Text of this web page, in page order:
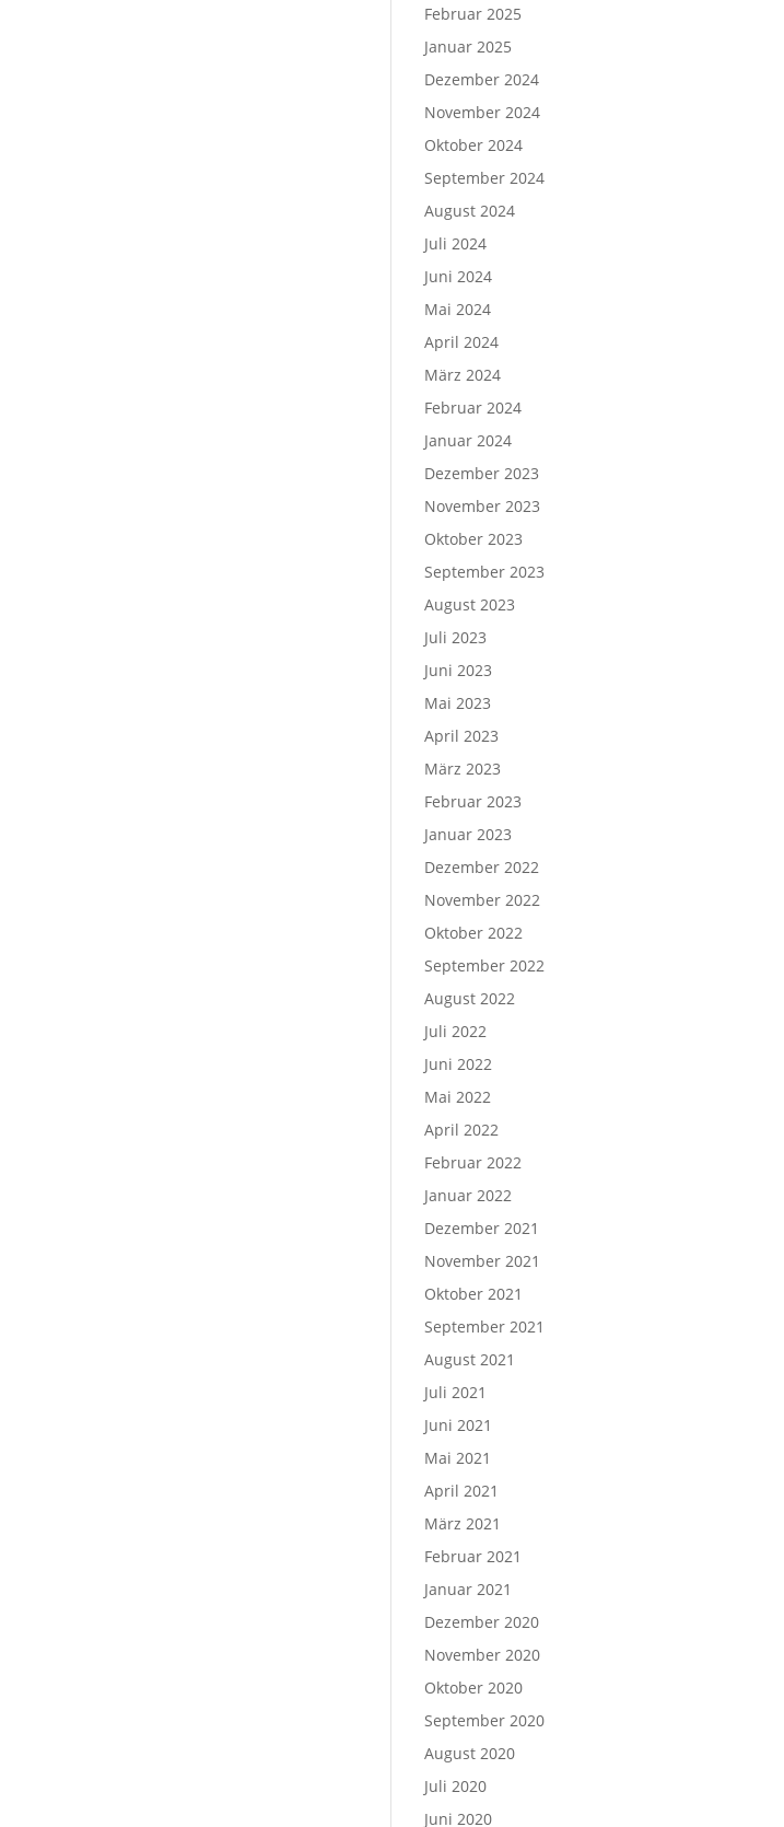
Februar 2025
Januar 2025
Dezember 2024
November 2024
Oktober 2024
September 2024
August 2024
Juli 2024
Juni 2024
Mai 2024
April 2024
März 2024
Februar 2024
Januar 2024
Dezember 2023
November 2023
Oktober 2023
September 2023
August 2023
Juli 2023
Juni 2023
Mai 2023
April 2023
März 2023
Februar 2023
Januar 2023
Dezember 2022
November 2022
Oktober 2022
September 2022
August 2022
Juli 2022
Juni 2022
Mai 2022
April 2022
Februar 2022
Januar 2022
Dezember 2021
November 2021
Oktober 2021
September 2021
August 2021
Juli 2021
Juni 2021
Mai 2021
April 2021
März 2021
Februar 2021
Januar 2021
Dezember 2020
November 2020
Oktober 2020
September 2020
August 2020
Juli 2020
Juni 2020